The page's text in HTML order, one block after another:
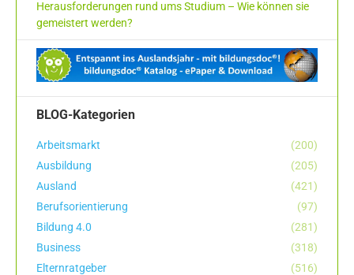
Herausforderungen rund ums Studium – Wie können sie
gemeistert werden?
BLOG-Kategorien
Arbeitsmarkt
(200)
Ausbildung
(205)
Ausland
(421)
Berufsorientierung
(97)
Bildung 4.0
(281)
Business
(318)
Elternratgeber
(516)